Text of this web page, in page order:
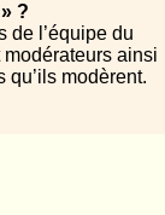
?
de l’équipe du
ainsi
qu’ils modèrent.